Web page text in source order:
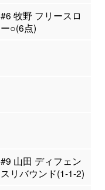
#6 牧野 フリースロ
ー○(6点)
#9 山田 ディフェン
スリバウンド(1-1-2)